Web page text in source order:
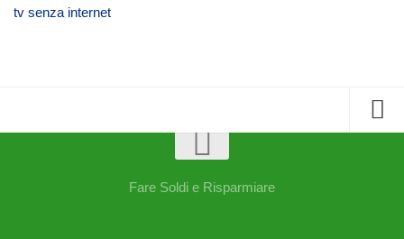
tv senza internet
Risparmiare su TuttoFare Soldi e Risparmiare